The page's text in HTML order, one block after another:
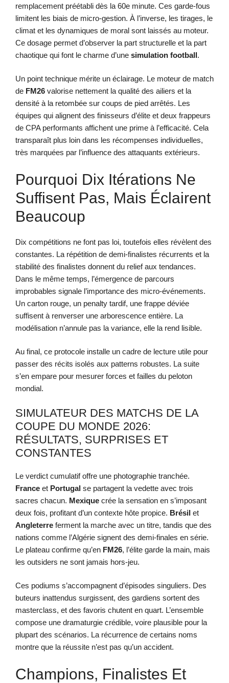
remplacement préétabli dès la 60e minute. Ces garde-fous
limitent les biais de micro-gestion. À l’inverse, les tirages, le
climat et les dynamiques de moral sont laissés au moteur.
Ce dosage permet d’observer la part structurelle et la part
chaotique qui font le charme d’une simulation football.
Un point technique mérite un éclairage. Le moteur de match
de FM26 valorise nettement la qualité des ailiers et la
densité à la retombée sur coups de pied arrêtés. Les
équipes qui alignent des finisseurs d’élite et deux frappeurs
de CPA performants affichent une prime à l’efficacité. Cela
transparaît plus loin dans les récompenses individuelles,
très marquées par l’influence des attaquants extérieurs.
Pourquoi Dix Itérations Ne
Suffisent Pas, Mais Éclairent
Beaucoup
Dix compétitions ne font pas loi, toutefois elles révèlent des
constantes. La répétition de demi-finalistes récurrents et la
stabilité des finalistes donnent du relief aux tendances.
Dans le même temps, l’émergence de parcours
improbables signale l’importance des micro-événements.
Un carton rouge, un penalty tardif, une frappe déviée
suffisent à renverser une arborescence entière. La
modélisation n’annule pas la variance, elle la rend lisible.
Au final, ce protocole installe un cadre de lecture utile pour
passer des récits isolés aux patterns robustes. La suite
s’en empare pour mesurer forces et failles du peloton
mondial.
SIMULATEUR DES MATCHS DE LA
COUPE DU MONDE 2026:
RÉSULTATS, SURPRISES ET
CONSTANTES
Le verdict cumulatif offre une photographie tranchée.
France et Portugal se partagent la vedette avec trois
sacres chacun. Mexique crée la sensation en s’imposant
deux fois, profitant d’un contexte hôte propice. Brésil et
Angleterre ferment la marche avec un titre, tandis que des
nations comme l’Algérie signent des demi-finales en série.
Le plateau confirme qu’en FM26, l’élite garde la main, mais
les outsiders ne sont jamais hors-jeu.
Ces podiums s’accompagnent d’épisodes singuliers. Des
buteurs inattendus surgissent, des gardiens sortent des
masterclass, et des favoris chutent en quart. L’ensemble
compose une dramaturgie crédible, voire plausible pour la
plupart des scénarios. La récurrence de certains noms
montre que la réussite n’est pas qu’un accident.
Champions, Finalistes Et